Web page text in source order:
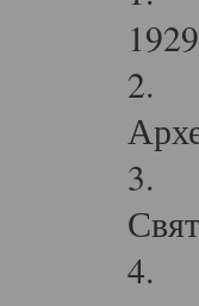
2.
3.
4.